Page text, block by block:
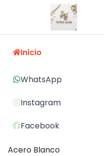
Inicio
WhatsApp
Instagram
Facebook
Acero Blanco